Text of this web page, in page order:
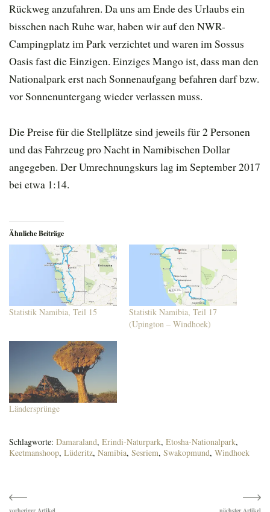
Rückweg anzufahren. Da uns am Ende des Urlaubs ein
bisschen nach Ruhe war, haben wir auf den NWR-
Campingplatz im Park verzichtet und waren im Sossus
Oasis fast die Einzigen. Einziges Mango ist, dass man den
Nationalpark erst nach Sonnenaufgang befahren darf bzw.
vor Sonnenuntergang wieder verlassen muss.
Die Preise für die Stellplätze sind jeweils für 2 Personen
und das Fahrzeug pro Nacht in Namibischen Dollar
angegeben. Der Umrechnungskurs lag im September 2017
bei etwa 1:14.
Ähnliche Beiträge
Statistik Namibia, Teil 15
Statistik Namibia, Teil 17
(Upington – Windhoek)
Ländersprünge
Schlagworte: Damaraland, Erindi-Naturpark, Etosha-Nationalpark,
Keetmanshoop, Lüderitz, Namibia, Sesriem, Swakopmund, Windhoek